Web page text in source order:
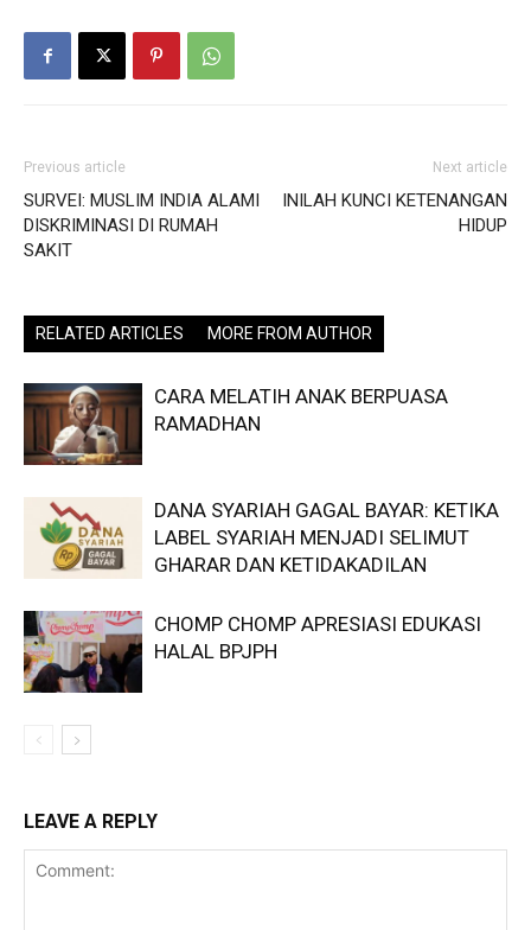
Previous article
SURVEI: MUSLIM INDIA ALAMI
DISKRIMINASI DI RUMAH
SAKIT
Next article
INILAH KUNCI KETENANGAN
HIDUP
RELATED ARTICLES MORE FROM AUTHOR
CARA MELATIH ANAK BERPUASA
RAMADHAN
DANA SYARIAH GAGAL BAYAR: KETIKA
LABEL SYARIAH MENJADI SELIMUT
GHARAR DAN KETIDAKADILAN
CHOMP CHOMP APRESIASI EDUKASI
HALAL BPJPH
LEAVE A REPLY